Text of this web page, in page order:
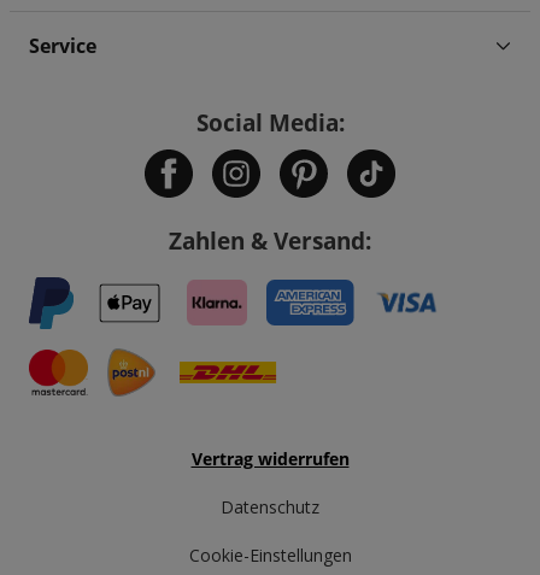
Service
Social Media:
Zahlen & Versand:
Vertrag widerrufen
Datenschutz
Cookie-Einstellungen